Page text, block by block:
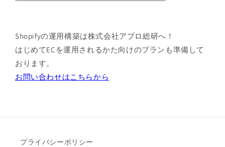
Shopifyの運用構築は株式会社アプロ総研へ！
はじめてECを運用されるかた向けのプランも準備して
おります。
お問い合わせはこちらから
プライバシーポリシー